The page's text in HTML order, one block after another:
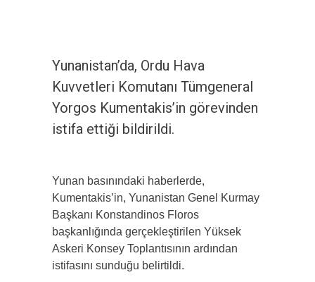
Yunanistan’da, Ordu Hava
Kuvvetleri Komutanı Tümgeneral
Yorgos Kumentakis’in görevinden
istifa ettiği bildirildi.
Yunan basınındaki haberlerde,
Kumentakis’in, Yunanistan Genel Kurmay
Başkanı Konstandinos Floros
başkanlığında gerçekleştirilen Yüksek
Askeri Konsey Toplantısının ardından
istifasını sunduğu belirtildi.